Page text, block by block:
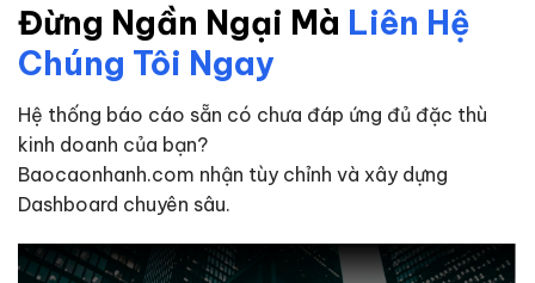
Đừng Ngần Ngại Mà Liên Hệ
Chúng Tôi Ngay
Hệ thống báo cáo sẵn có chưa đáp ứng đủ đặc thù
kinh doanh của bạn?
Baocaonhanh.com nhận tùy chỉnh và xây dựng
Dashboard chuyên sâu.